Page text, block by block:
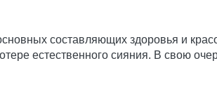
составляющих здоровья и
естественного сияния. В свою